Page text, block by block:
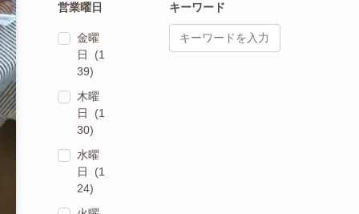
営業曜日
金曜
日 (1
39)
木曜
日 (1
30)
水曜
日 (1
24)
キーワード